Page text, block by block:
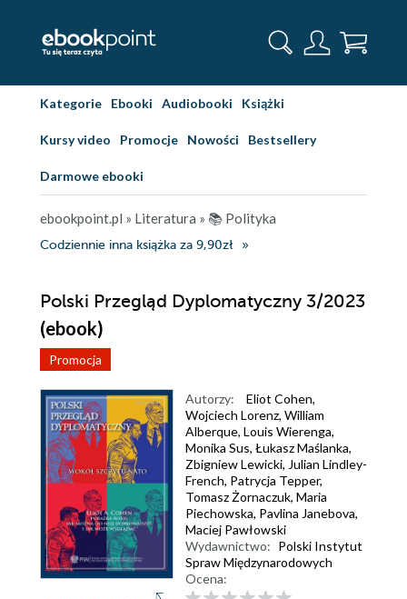
Kategorie Ebooki Audiobooki Książki
Kursy video Promocje Nowości Bestsellery
Darmowe ebooki
ebookpoint.pl » Literatura » 📚 Polityka
Codziennie inna książka za 9,90zł
Polski Przegląd Dyplomatyczny 3/2023
(ebook)
Promocja
Autorzy: Eliot Cohen,
Wojciech Lorenz, William
Alberque, Louis Wierenga,
Monika Sus, Łukasz Maślanka,
Zbigniew Lewicki, Julian Lindley-
French, Patrycja Tepper,
Tomasz Żornaczuk, Maria
Piechowska, Pavlina Janebova,
Maciej Pawłowski
Wydawnictwo: Polski Instytut
Spraw Międzynarodowych
Ocena: